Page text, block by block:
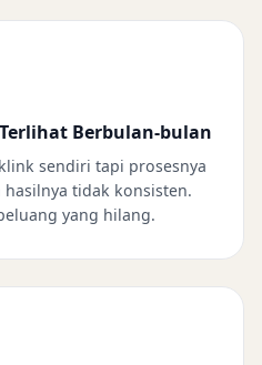
Berbulan-bulan
sendiri tapi prosesnya
tidak konsisten.
yang hilang.